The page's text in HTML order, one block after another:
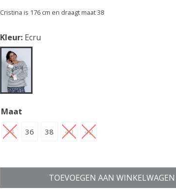
Cristina is 176 cm en draagt maat 38
Kleur: Ecru
Maat
34 36 38 40 42
TOEVOEGEN AAN WINKELWAGEN